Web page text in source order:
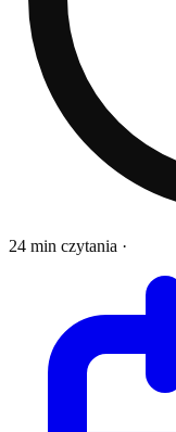
24 min czytania ·